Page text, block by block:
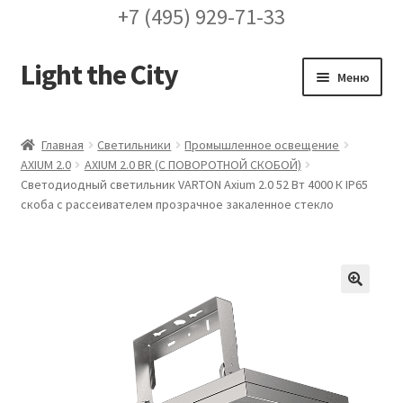
+7 (495) 929-71-33
Перейти
к
Перейти
к
Light the City Меню
FAQ про кронштейны
Бренды
Заказ проекта освещения
Главная Светильники
Промышленное освещение
AXIUM 2.0
AXIUM 2.0 BR (С ПОВОРОТНОЙ СКОБОЙ)
Светодиодный светильник VARTON Axium 2.0 52 Вт 4000 К IP65
скоба с рассеивателем прозрачное закаленное стекло